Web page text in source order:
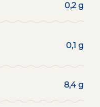
0,2 g
0,1 g
8,4 g